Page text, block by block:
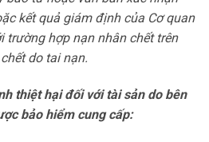
kết quả giám định của Cơ quan
trường hợp nạn nhân chết trên
do tai nạn.
thiệt hại đối với tài sản do bên
bảo hiểm cung cấp: